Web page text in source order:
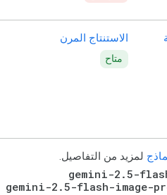
الاستنتاج المرن
متاح
لمزيد من التفاصيل.
gemini-2.5-
gemini-2.5-flash-image-